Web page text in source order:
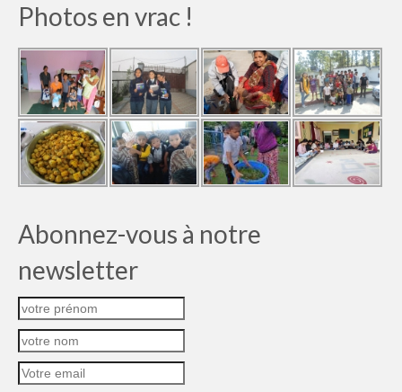
Photos en vrac !
Abonnez-vous à notre
newsletter